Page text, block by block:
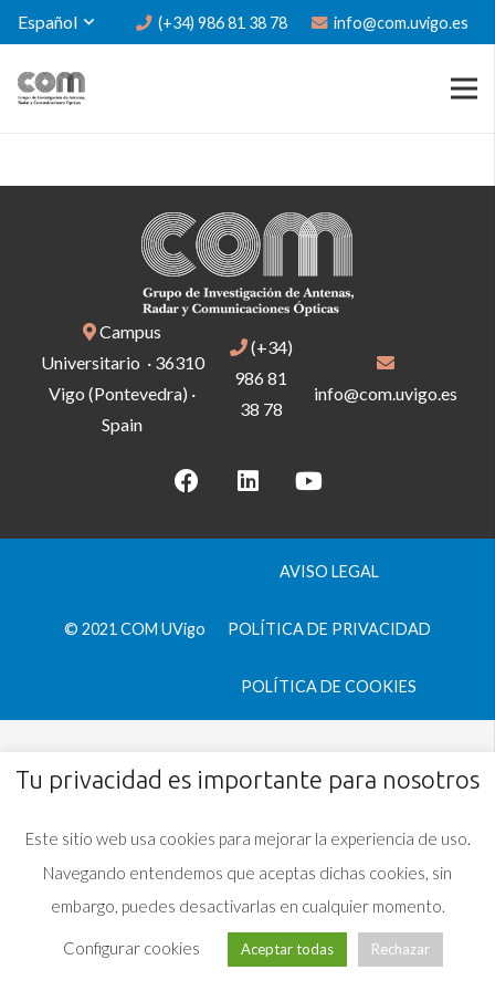
Español (+34) 986 81 38 78 info@com.uvigo.es
Campus
Universitario · 36310
Vigo (Pontevedra) ·
Spain
(+34)
986 81
38 78
info@com.uvigo.es
© 2021 COM UVigo
AVISO LEGAL
POLÍTICA DE PRIVACIDAD
POLÍTICA DE COOKIES
Tu privacidad es importante para nosotros
Este sitio web usa cookies para mejorar la experiencia de uso.
Navegando entendemos que aceptas dichas cookies, sin
embargo, puedes desactivarlas en cualquier momento.
Configurar cookies Aceptar todas Rechazar